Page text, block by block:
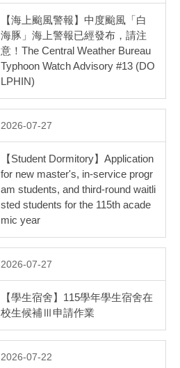
【海上颱風警報】中度颱風「白
海豚」海上警報已經發布，請注
意！The Central Weather Bureau
Typhoon Watch Advisory #13 (DO
LPHIN)
2026-07-27
【Student Dormitory】Application
for new master's, in-service progr
am students, and third-round waitli
sted students for the 115th acade
mic year
2026-07-27
【學生宿舍】115學年學生宿舍在
校生候補Ⅲ申請作業
2026-07-22